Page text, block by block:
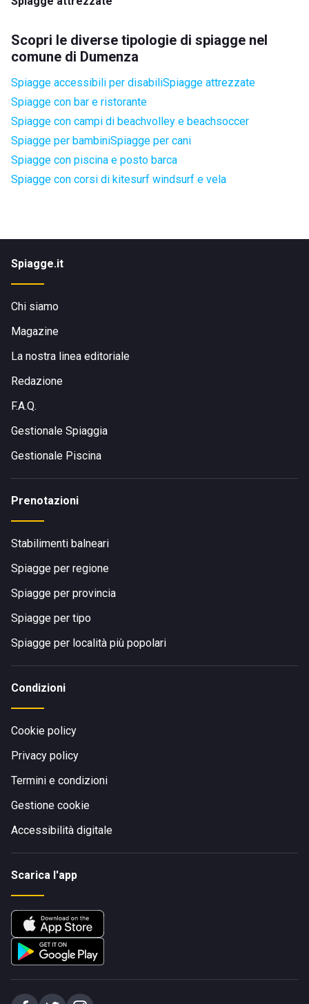
Scopri le diverse tipologie di spiagge nel
comune di Dumenza
Spiagge accessibili per disabiliSpiagge attrezzate
Spiagge con bar e ristorante
Spiagge con campi di beachvolley e beachsoccer
Spiagge per bambiniSpiagge per cani
Spiagge con piscina e posto barca
Spiagge con corsi di kitesurf windsurf e vela
Spiagge.it
Chi siamo
Magazine
La nostra linea editoriale
Redazione
F.A.Q.
Gestionale Spiaggia
Gestionale Piscina
Prenotazioni
Stabilimenti balneari
Spiagge per regione
Spiagge per provincia
Spiagge per tipo
Spiagge per località più popolari
Condizioni
Cookie policy
Privacy policy
Termini e condizioni
Gestione cookie
Accessibilità digitale
Scarica l'app